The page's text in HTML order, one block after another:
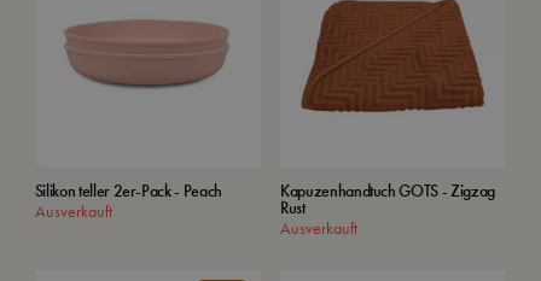
Silikon teller 2er-Pack - Peach
Ausverkauft
Kapuzenhandtuch GOTS - Zigzag
Rust
Ausverkauft